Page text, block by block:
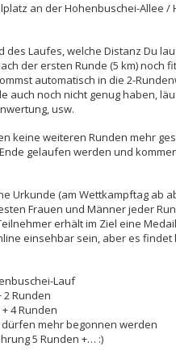
an der Hohenbuschei-Allee /
des Laufes, welche Distanz Du
der ersten Runde (5 km) noch
automatisch in die 2-
auch noch nicht genug haben,
usw.
keine weiteren Runden mehr
gelaufen werden und
Urkunde (am Wettkampftag ab
Frauen und Männer jeder
erhält im Ziel eine
einsehbar sein, aber es findet
Lauf
2 Runden
4 Runden
dürfen mehr begonnen werden
5 Runden +… :)